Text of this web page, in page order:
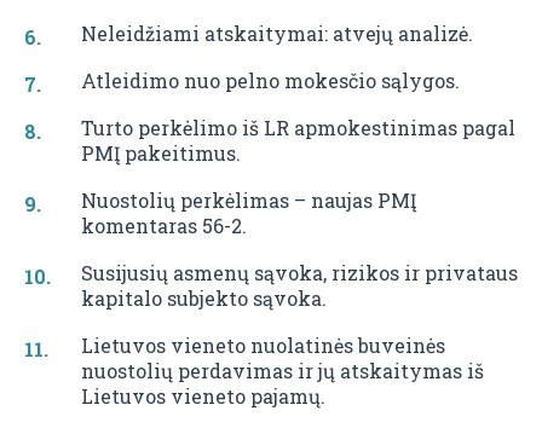
Neleidžiami atskaitymai: atvejų analizė.
Atleidimo nuo pelno mokesčio sąlygos.
Turto perkėlimo iš LR apmokestinimas pagal
PMĮ pakeitimus.
Nuostolių perkėlimas – naujas PMĮ
komentaras 56-2.
Susijusių asmenų sąvoka, rizikos ir privataus
kapitalo subjekto sąvoka.
Lietuvos vieneto nuolatinės buveinės
nuostolių perdavimas ir jų atskaitymas iš
Lietuvos vieneto pajamų.